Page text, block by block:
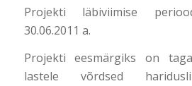
Projekti läbiviimise
30.06.2011 a.
Projekti eesmärgiks on
lastele võrdsed